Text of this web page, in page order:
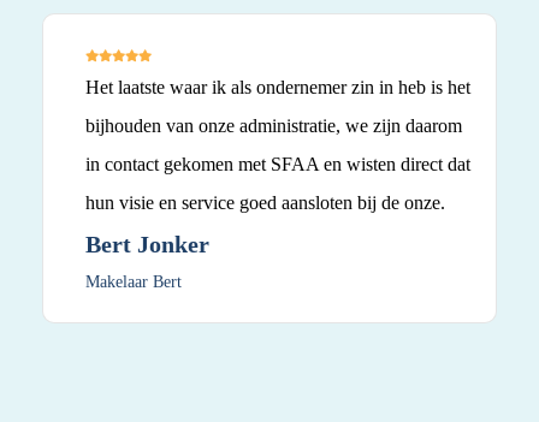
Het laatste waar ik als ondernemer zin in heb is het
bijhouden van onze administratie, we zijn daarom
in contact gekomen met SFAA en wisten direct dat
hun visie en service goed aansloten bij de onze.
Bert Jonker
Makelaar Bert